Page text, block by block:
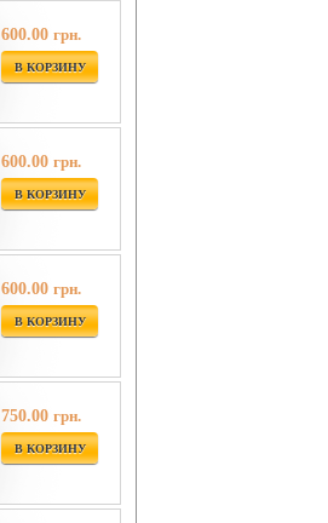
600.00 грн.
В КОРЗИНУ
600.00 грн.
В КОРЗИНУ
600.00 грн.
В КОРЗИНУ
750.00 грн.
В КОРЗИНУ